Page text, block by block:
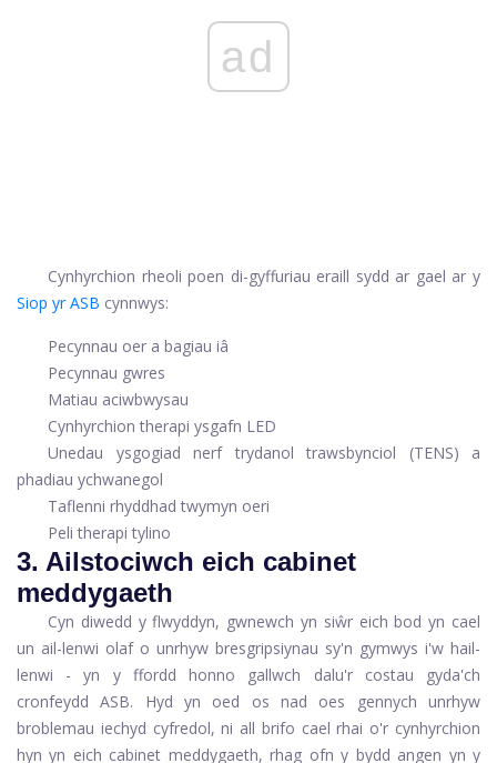
ad
Cynhyrchion rheoli poen di-gyffuriau eraill sydd ar gael ar y
Siop yr ASB cynnwys:
Pecynnau oer a bagiau iâ
Pecynnau gwres
Matiau aciwbwysau
Cynhyrchion therapi ysgafn LED
Unedau ysgogiad nerf trydanol trawsbynciol (TENS) a
phadiau ychwanegol
Taflenni rhyddhad twymyn oeri
Peli therapi tylino
3. Ailstociwch eich cabinet
meddygaeth
Cyn diwedd y flwyddyn, gwnewch yn siŵr eich bod yn cael
un ail-lenwi olaf o unrhyw bresgripsiynau sy'n gymwys i'w hail-
lenwi - yn y ffordd honno gallwch dalu'r costau gyda'ch
cronfeydd ASB. Hyd yn oed os nad oes gennych unrhyw
broblemau iechyd cyfredol, ni all brifo cael rhai o'r cynhyrchion
hyn yn eich cabinet meddygaeth, rhag ofn y bydd angen yn y